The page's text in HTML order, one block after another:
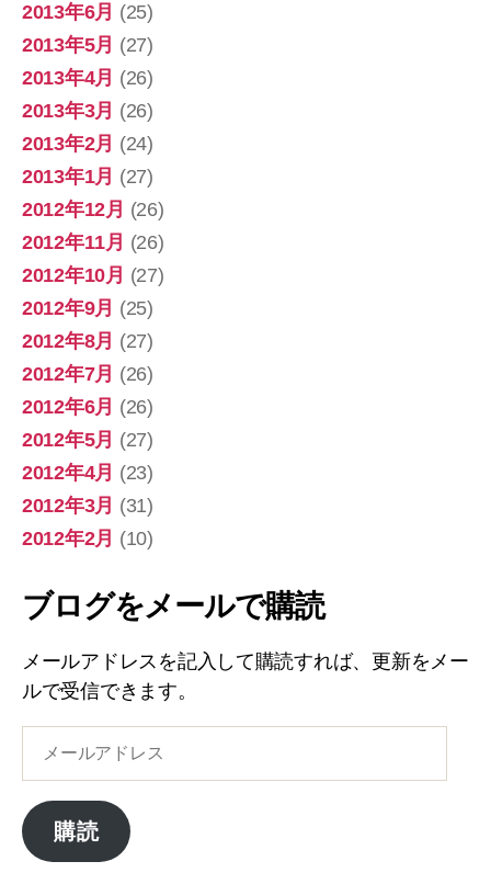
2013年6月 (25)
2013年5月 (27)
2013年4月 (26)
2013年3月 (26)
2013年2月 (24)
2013年1月 (27)
2012年12月 (26)
2012年11月 (26)
2012年10月 (27)
2012年9月 (25)
2012年8月 (27)
2012年7月 (26)
2012年6月 (26)
2012年5月 (27)
2012年4月 (23)
2012年3月 (31)
2012年2月 (10)
ブログをメールで購読
メールアドレスを記入して購読すれば、更新をメー
ルで受信できます。
ア
ド
購読